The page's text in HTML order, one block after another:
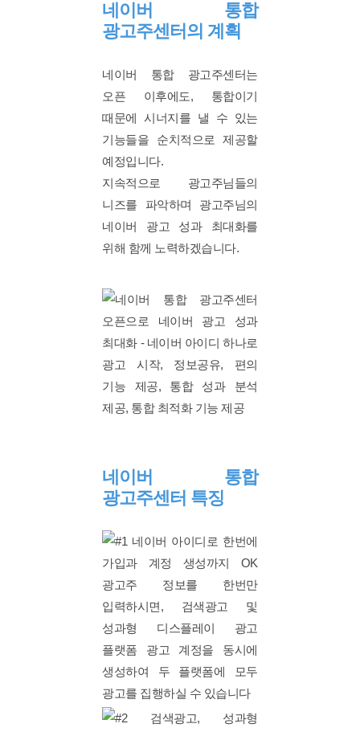
네이버 통합
광고주센터의 계획
네이버 통합 광고주센터는
오픈 이후에도, 통합이기
때문에 시너지를 낼 수 있는
기능들을 순치적으로 제공할
예정입니다.
지속적으로 광고주님들의
니즈를 파악하며 광고주님의
네이버 광고 성과 최대화를
위해 함께 노력하겠습니다.
네이버 통합
광고주센터 특징